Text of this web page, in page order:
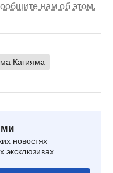
нам об этом.
Кагияма
новостях
эксклюзивах